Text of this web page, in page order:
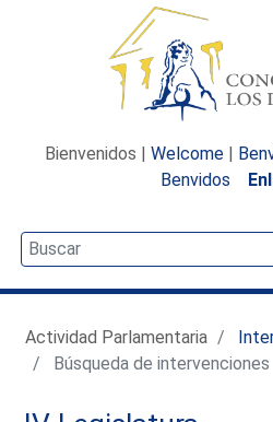
Bienvenidos | Welcome |
Benvidos
Actividad Parlamentaria
Búsqueda de intervenciones